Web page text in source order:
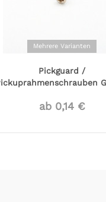
Mehrere Varianten
Pickguard /
ab 0,14 €